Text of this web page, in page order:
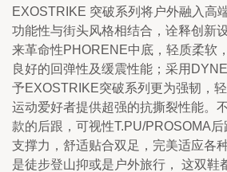
EXOSTRIKE 突破系列将户外融入高
功能性与街头风格相结合，诠释创新
来革命性PHORENE中底，轻质柔软
良好的回弹性及缓震性能；采用
予EXOSTRIKE突破系列更为强韧，
运动爱好者提供超强的抗撕裂性能。
款的后跟，可视性T.PU/PROSOMA
支撑力，舒适贴合双足，完美适应各
是徒步登山抑或是户外旅行， 这双鞋